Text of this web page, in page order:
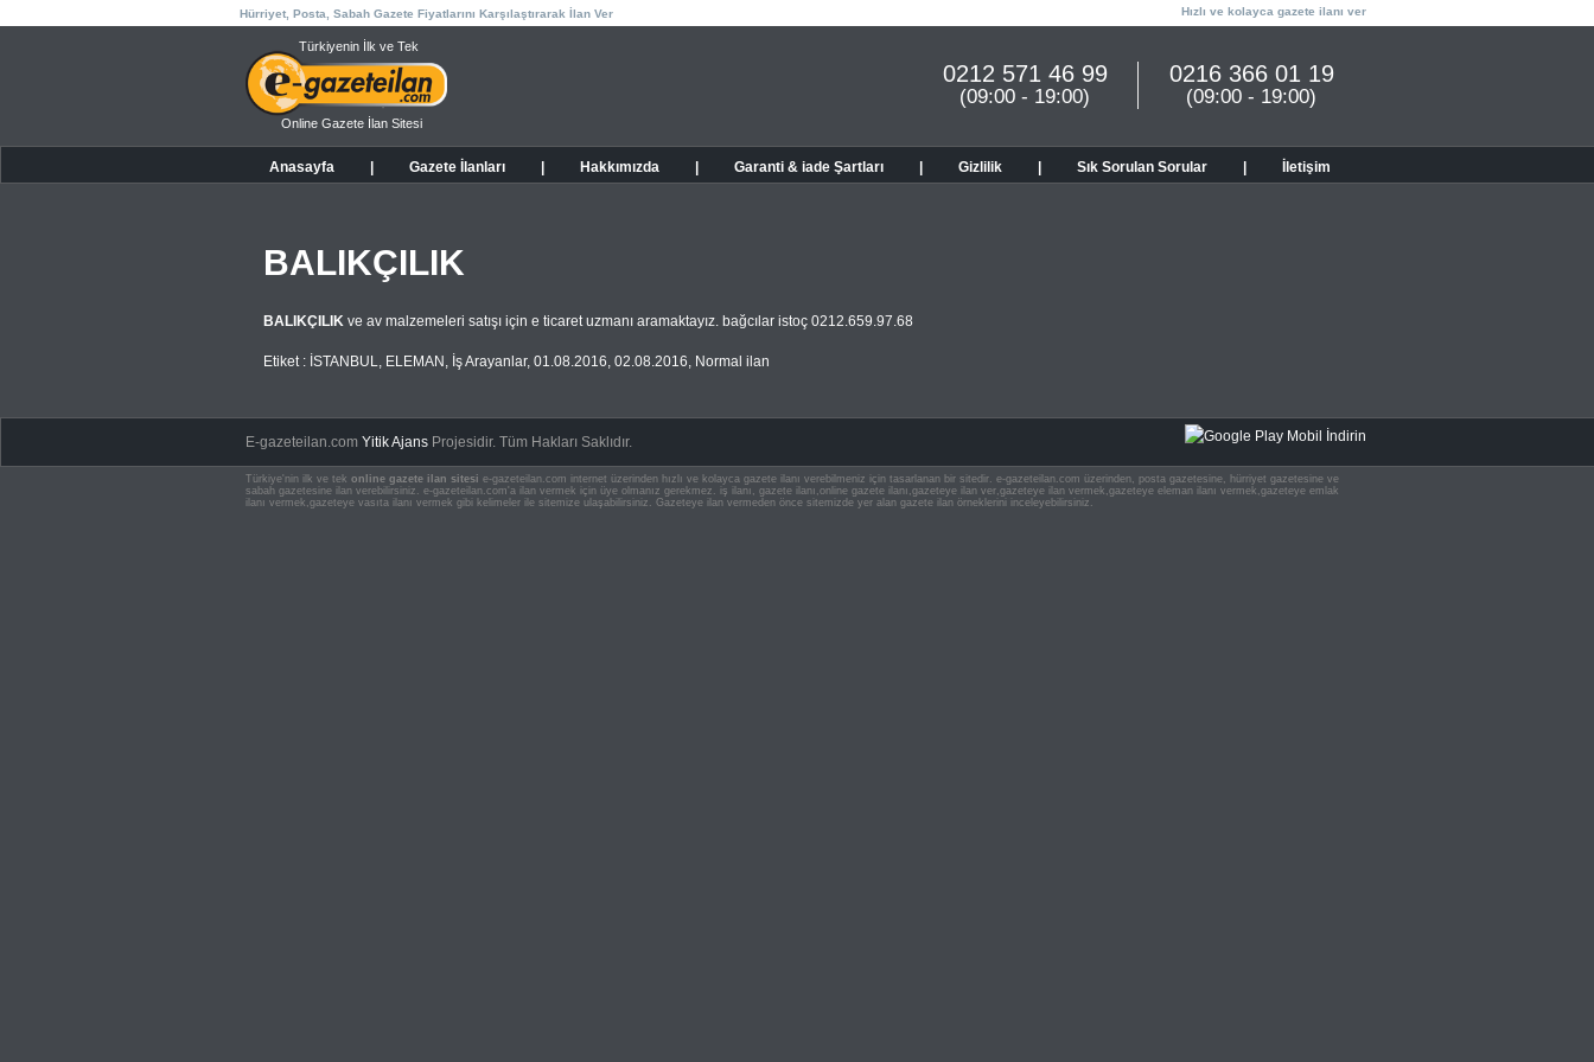
Hürriyet, Posta, Sabah Gazete Fiyatlarını Karşılaştırarak İlan Ver Hızlı ve kolayca gazete ilanı ver
Türkiyenin İlk ve Tek
Online Gazete İlan Sitesi
0216 366 01 19
(09:00 - 19:00)
0212 571 46 99
(09:00 - 19:00)
Anasayfa Gazete İlanları Hakkımızda Garanti & iade Şartları Gizlilik Sık Sorulan Sorular İletişim
BALIKÇILIK
BALIKÇILIK ve av malzemeleri satışı için e ticaret uzmanı aramaktayız. bağcılar istoç 0212.659.97.68
Etiket : İSTANBUL, ELEMAN , İş Arayanlar, 01.08.2016, 02.08.2016, Normal ilan
E-gazeteilan.comYitik Ajans Projesidir.Tüm Hakları Saklıdır.
Türkiye'nin ilk ve tek online gazete ilan sitesi e-gazeteilan.com internet üzerinden hızlı ve kolayca gazete ilanı verebilmeniz için tasarlanan bir sitedir. e-gazeteilan.com üzerinden, posta gazetesine, hürriyet gazetesine ve
sabah gazetesine ilan verebilirsiniz. e-gazeteilan.com'a ilan vermek için üye olmanız gerekmez. iş ilanı, gazete ilanı,online gazete ilanı,gazeteye ilan ver,gazeteye ilan vermek,gazeteye eleman ilanı vermek,gazeteye emlak
ilanı vermek,gazeteye vasıta ilanı vermek gibi kelimeler ile sitemize ulaşabilirsiniz. Gazeteye ilan vermeden önce sitemizde yer alan gazete ilan örneklerini inceleyebilirsiniz.